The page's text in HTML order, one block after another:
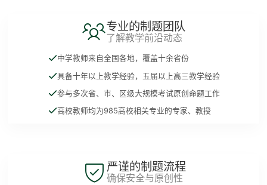
专业的制题团队
了解教学前沿动态
中学教师来自全国各地，覆盖十余省份
具备十年以上教学经验，五届以上高三教学经验
参与多次省、市、区级大规模考试原创命题工作
高校教师均为985高校相关专业的专家、教授
严谨的制题流程
确保安全与原创性